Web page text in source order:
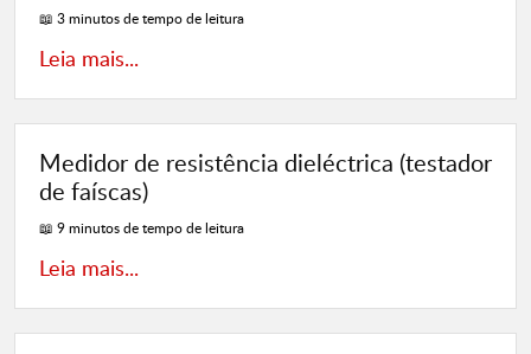
📖 3 minutos de tempo de leitura
Leia mais...
Medidor de resistência dieléctrica (testador
de faíscas)
📖 9 minutos de tempo de leitura
Leia mais...